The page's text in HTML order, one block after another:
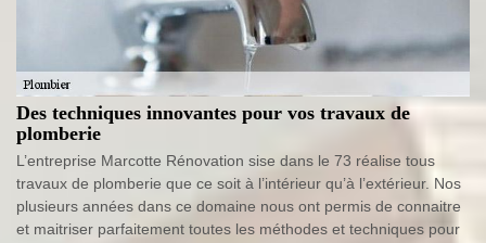
Des techniques innovantes pour vos travaux de
plomberie
L’entreprise Marcotte Rénovation sise dans le 73 réalise tous
travaux de plomberie que ce soit à l’intérieur qu’à l’extérieur. Nos
plusieurs années dans ce domaine nous ont permis de connaitre
et maitriser parfaitement toutes les méthodes et techniques pour